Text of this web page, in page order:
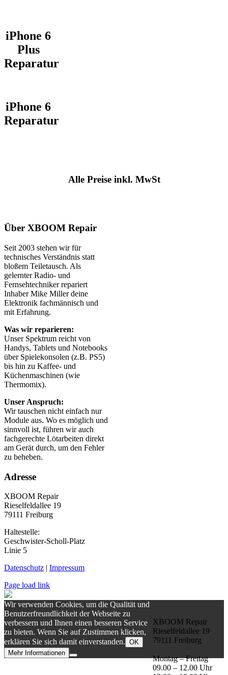
iPhone 6
Plus
Reparatur
iPhone 6
Reparatur
Alle Preise inkl. MwSt
Über XBOOM Repair
Seit 2003 stehen wir für
technisches Verständnis statt
bloßem Teiletausch. Als
gelernter Radio- und
Fernsehtechniker repariert
Inhaber Mike Miller deine
Elektronik fachmännisch und
mit Erfahrung.
Was wir reparieren:
Unser Spektrum reicht von
Handys, Tablets und Notebooks
über Spielekonsolen (z.B. PS5)
bis hin zu Kaffee- und
Küchenmaschinen (wie
Thermomix).
Unser Anspruch:
Wir tauschen nicht einfach nur
Module aus. Wo es möglich und
sinnvoll ist, führen wir auch
fachgerechte Lötarbeiten direkt
am Gerät durch, um den Fehler
zu beheben.
Adresse
XBOOM Repair
Rieselfeldallee 19
79111 Freiburg
Haltestelle:
Geschwister-Scholl-Platz
Linie 5
Datenschutz | Impressum
XBOOM Repair
Rieselfeldallee 19
79111 Freiburg
Montag – Freitag
09.00 – 12.00 Uhr
Page load link
Wir verwenden Cookies, um die Qualität und
Benutzerfreundlichkeit der Webseite zu
verbessern und Ihnen einen besseren Service
zu bieten. Wenn Sie auf Zustimmen klicken,
erklären Sie sich damit einverstanden. OK
Mehr Informationen